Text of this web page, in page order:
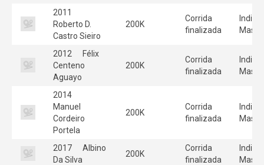
2011
Roberto D.
Castro Sieiro
200K
Corrida
finalizada
2012
Félix
Centeno
Aguayo
200K
Corrida
finalizada
2014
Manuel
Cordeiro
Portela
200K
Corrida
finalizada
2017
Albino
Da Silva
200K
Corrida
finalizada